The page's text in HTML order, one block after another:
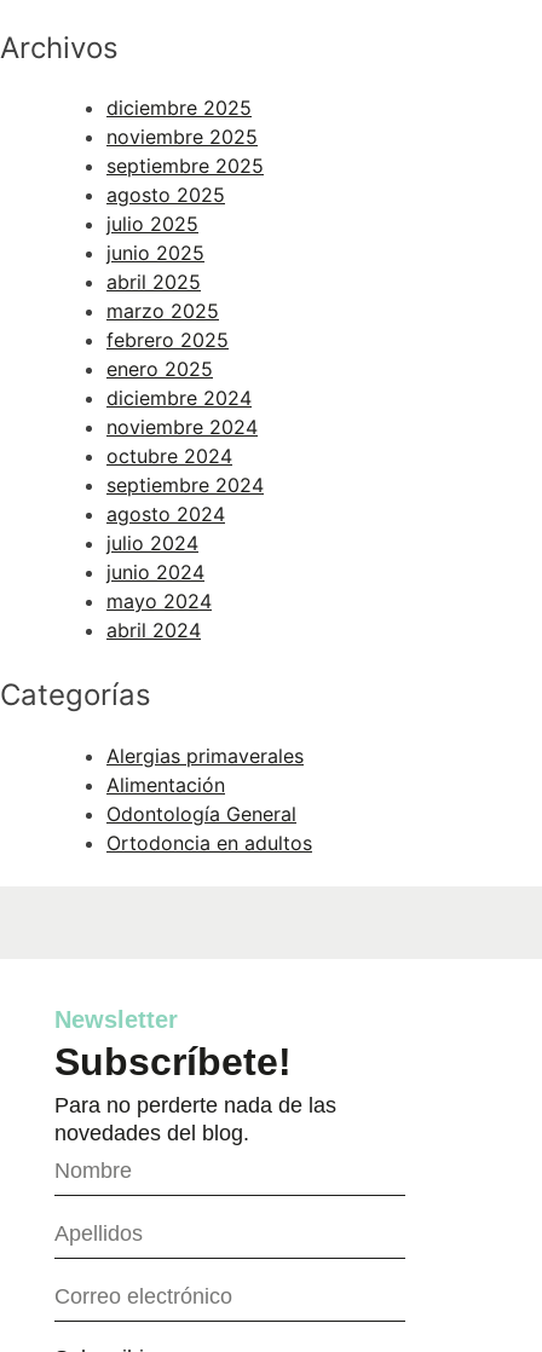
Archivos
diciembre 2025
noviembre 2025
septiembre 2025
agosto 2025
julio 2025
junio 2025
abril 2025
marzo 2025
febrero 2025
enero 2025
diciembre 2024
noviembre 2024
octubre 2024
septiembre 2024
agosto 2024
julio 2024
junio 2024
mayo 2024
abril 2024
Categorías
Alergias primaverales
Alimentación
Odontología General
Ortodoncia en adultos
Newsletter
Subscríbete!
Para no perderte nada de las
novedades del blog.